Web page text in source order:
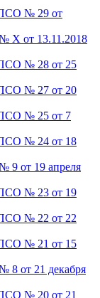
№ 29 от
X от 13.11.2018
№ 28 от 25
№ 27 от 20
№ 25 от 7
№ 24 от 18
9 от 19 апреля
№ 23 от 19
№ 22 от 22
№ 21 от 15
8 от 21 декабря
№ 20 от 21